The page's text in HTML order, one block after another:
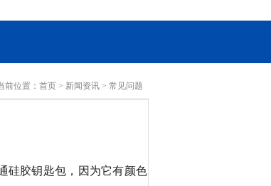
前位置： 首页 > 新闻资讯 > 常见问题
硅胶钥匙包，因为它有颜色